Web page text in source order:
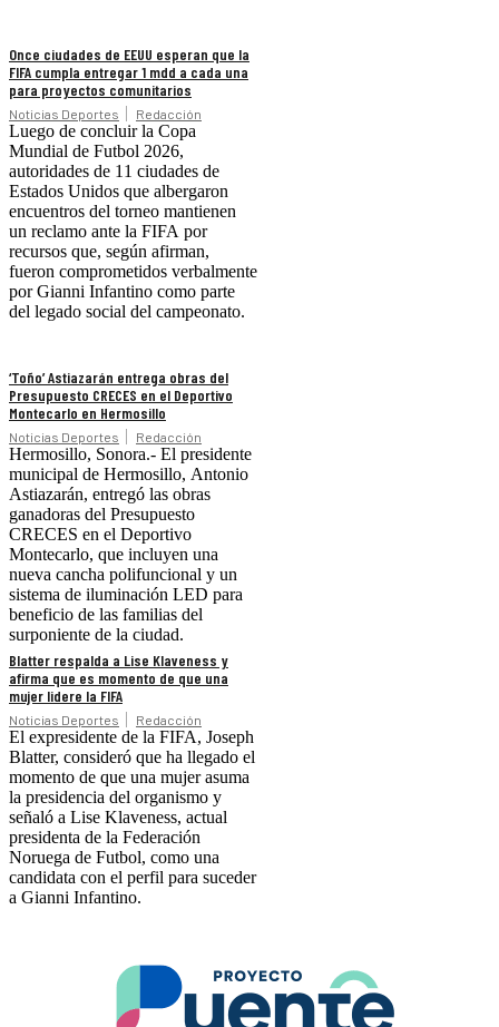
Once ciudades de EEUU esperan que la
FIFA cumpla entregar 1 mdd a cada una
para proyectos comunitarios
Noticias Deportes Redacción
Luego de concluir la Copa
Mundial de Futbol 2026,
autoridades de 11 ciudades de
Estados Unidos que albergaron
encuentros del torneo mantienen
un reclamo ante la FIFA por
recursos que, según afirman,
fueron comprometidos verbalmente
por Gianni Infantino como parte
del legado social del campeonato.
‘Toño’ Astiazarán entrega obras del
Presupuesto CRECES en el Deportivo
Montecarlo en Hermosillo
Noticias Deportes Redacción
Hermosillo, Sonora.- El presidente
municipal de Hermosillo, Antonio
Astiazarán, entregó las obras
ganadoras del Presupuesto
CRECES en el Deportivo
Montecarlo, que incluyen una
nueva cancha polifuncional y un
sistema de iluminación LED para
beneficio de las familias del
surponiente de la ciudad.
Blatter respalda a Lise Klaveness y
afirma que es momento de que una
mujer lidere la FIFA
Noticias Deportes Redacción
El expresidente de la FIFA, Joseph
Blatter, consideró que ha llegado el
momento de que una mujer asuma
la presidencia del organismo y
señaló a Lise Klaveness, actual
presidenta de la Federación
Noruega de Futbol, como una
candidata con el perfil para suceder
a Gianni Infantino.